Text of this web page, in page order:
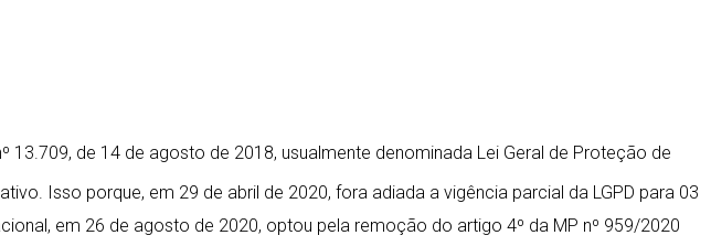
13.709, de 14 de agosto de 2018, usualmente denominada Lei Geral de Proteção de
Isso porque, em 29 de abril de 2020, fora adiada a vigência parcial da LGPD para 03
em 26 de agosto de 2020, optou pela remoção do artigo 4º da MP nº 959/2020